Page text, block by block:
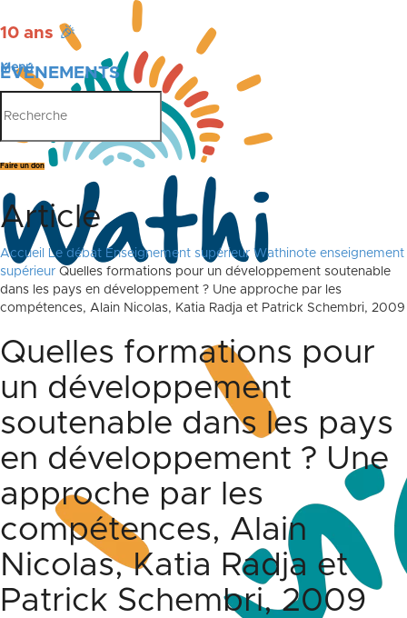
10 ans 🎉
ÉVÉNEMENTS
PUBLICATIONS
Menu
Faire un don
Article
Accueil Le débat Enseignement supérieur Wathinote enseignement
supérieur Quelles formations pour un développement soutenable
dans les pays en développement ? Une approche par les
compétences, Alain Nicolas, Katia Radja et Patrick Schembri, 2009
Quelles formations pour
un développement
soutenable dans les pays
en développement ? Une
approche par les
compétences, Alain
Nicolas, Katia Radja et
Patrick Schembri, 2009